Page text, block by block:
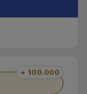
+ 100.000